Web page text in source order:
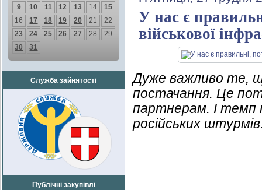
9
10 11 12 13 14
15
16
17 18 19 20 21
22
23
24 25 26 27 28
29
30
31
Служба зайнятості
Публічні закупівлі
У нас є
військової
Дуже важливо те,
постачання. Це
партнерам. І
російських